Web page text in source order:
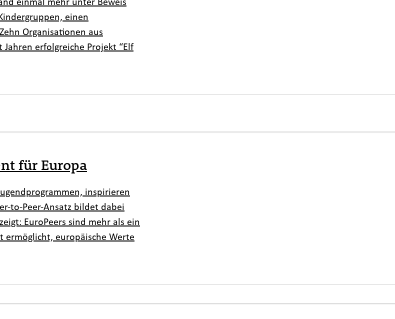
einen
Organisationen aus
erfolgreiche Projekt “Elf
für Europa
inspirieren
to-Peer-Ansatz bildet dabei
EuroPeers sind mehr als ein
ermöglicht, europäische Werte